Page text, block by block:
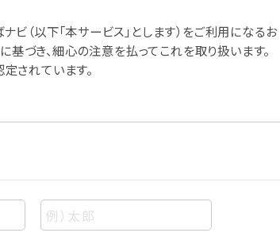
ビ（以下「本サービス」とします）をご利用になるお
づき、細心の注意を払ってこれを取り扱います。
されています。